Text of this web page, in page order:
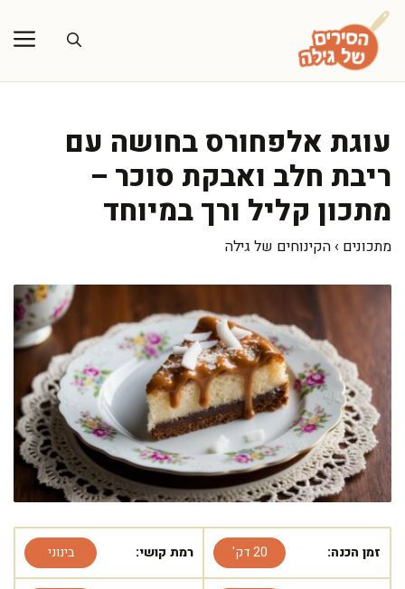
לדלג
לתוכן
עוגת אלפחורס בחושה עם
ריבת חלב ואבקת סוכר –
מתכון קליל ורך במיוחד
מתכונים › הקינוחים של גילה
זמן הכנה: 20 דק' רמת קושי: בינוני